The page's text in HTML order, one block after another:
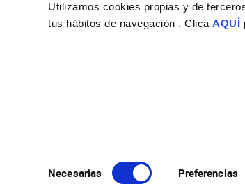
Utilizamos cookies propias y de
tus hábitos de navegación . ClicaAQUÍ
de
Necesarias Preferencias